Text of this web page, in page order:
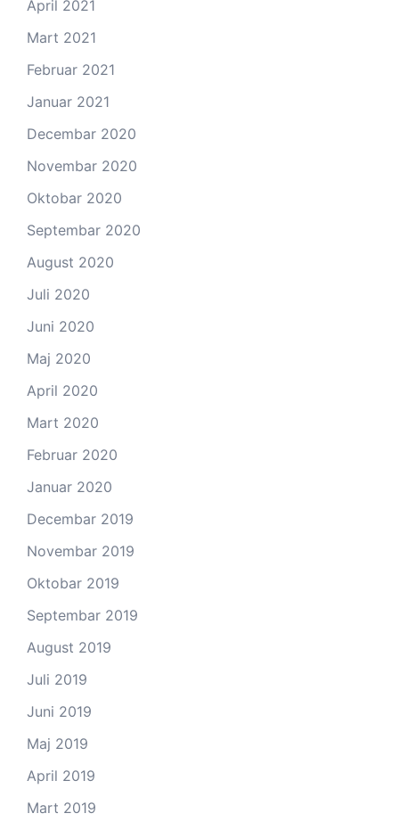
April 2021
Mart 2021
Februar 2021
Januar 2021
Decembar 2020
Novembar 2020
Oktobar 2020
Septembar 2020
August 2020
Juli 2020
Juni 2020
Maj 2020
April 2020
Mart 2020
Februar 2020
Januar 2020
Decembar 2019
Novembar 2019
Oktobar 2019
Septembar 2019
August 2019
Juli 2019
Juni 2019
Maj 2019
April 2019
Mart 2019